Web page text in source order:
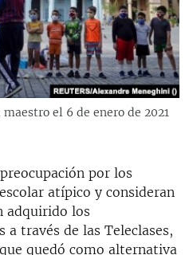
EN CUBA
AMÉRICA LATINA
el 6 de enero de 2021
por los
atípico y consideran
adquirido los
través de las Teleclases,
quedó como alternativa